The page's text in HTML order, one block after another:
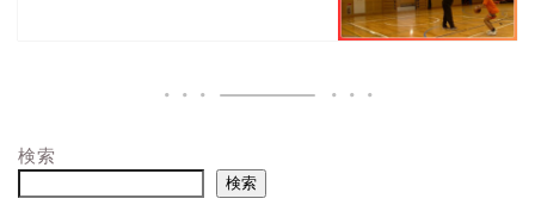
検索
検索